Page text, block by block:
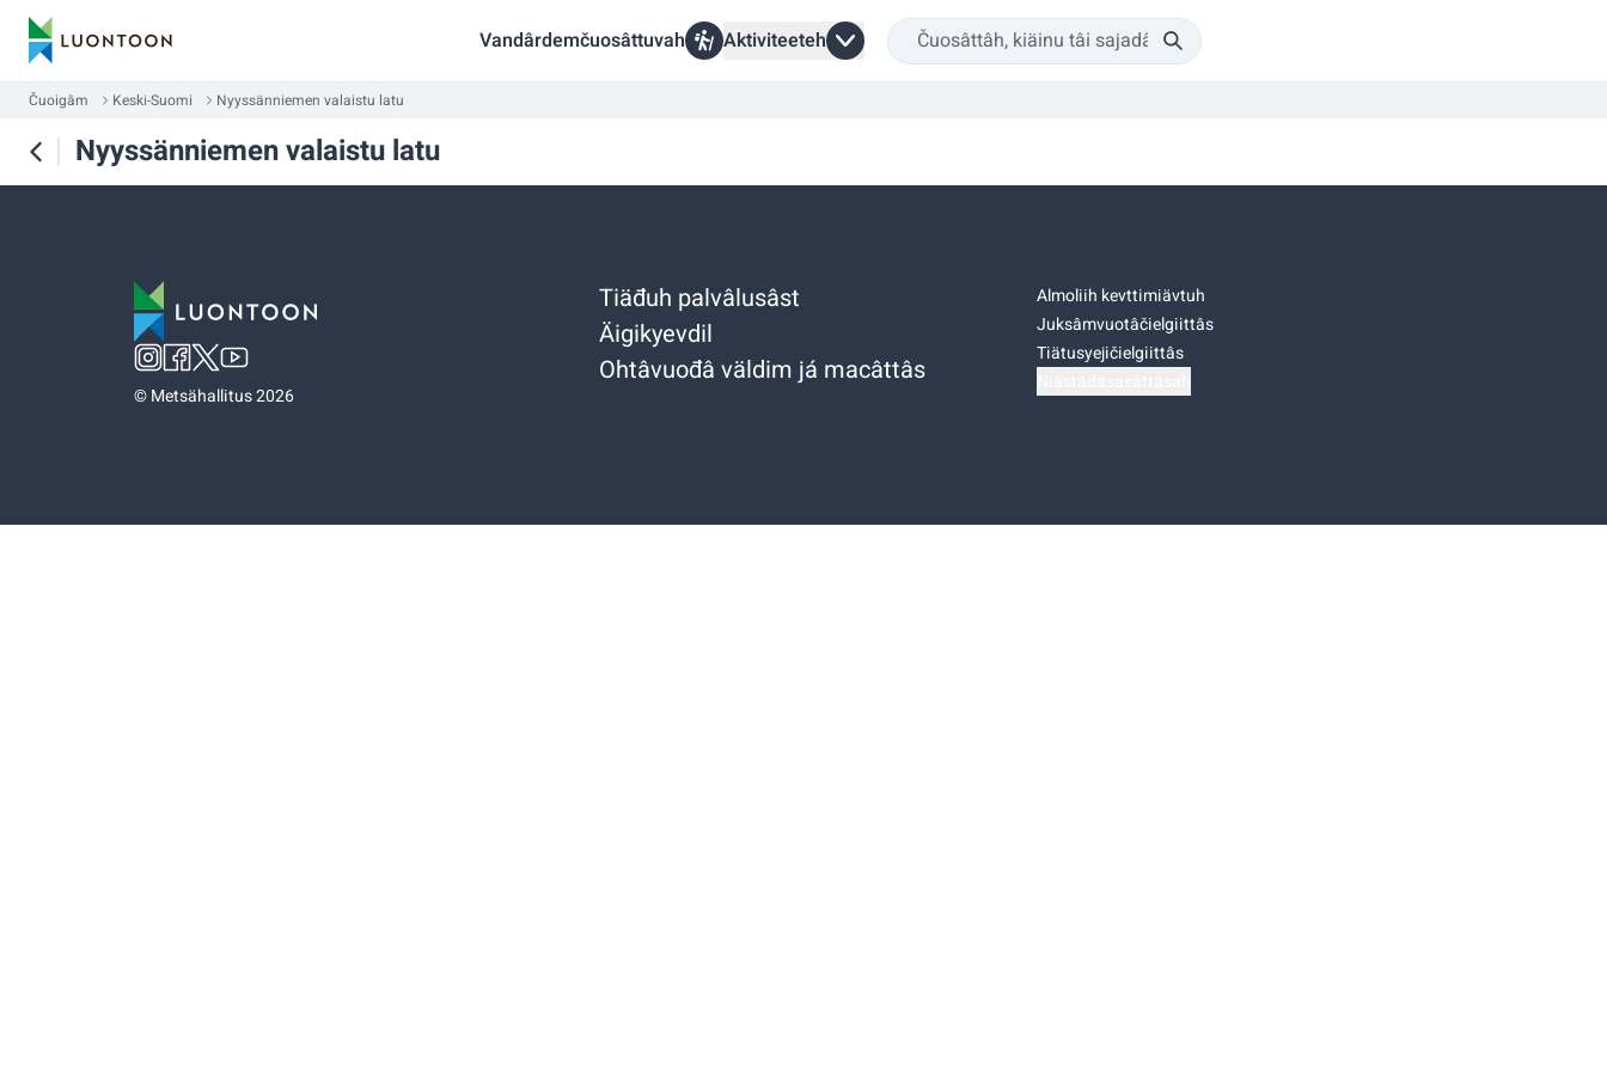
Vandârdemčuosâttuvah Aktiviteeteh
Čuoigâm Keski-Suomi Nyyssänniemen valaistu latu
Nyyssänniemen valaistu latu
©Metsähallitus 2026
Tiäđuh palvâlusâst
Äigikyevdil
Ohtâvuođâ väldim já macâttâs
Almoliih kevttimiävtuh
Juksâmvuotâčielgiittâs
Tiätusyejičielgiittâs